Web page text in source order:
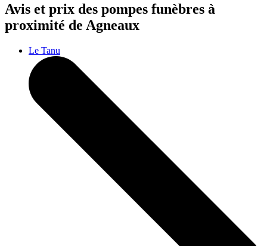
Avis et prix des pompes funèbres à
proximité de Agneaux
Le Tanu